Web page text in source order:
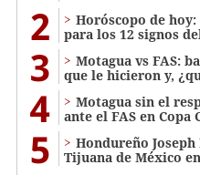
2
Horóscopo de
para los 12 signos
3
Motagua vs FAS:
que le hicieron y,
4
Motagua sin el
ante el FAS en Copa
5
Hondureño
Tijuana de México